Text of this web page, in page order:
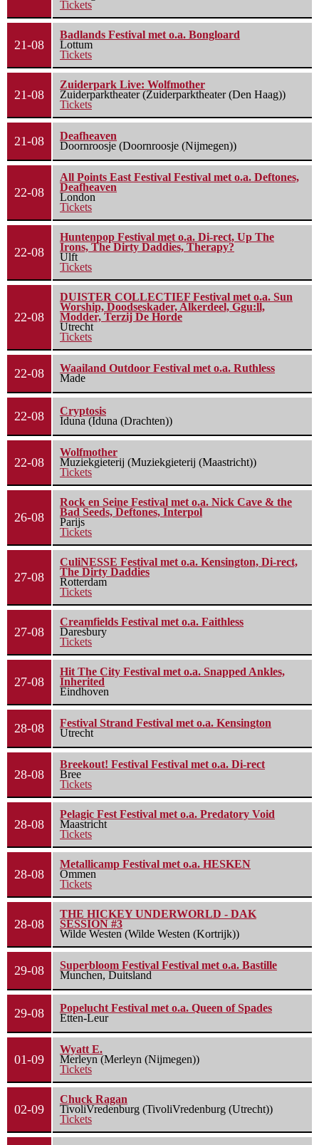
Tickets
21-08
Badlands Festival met o.a. Bongloard
Lottum
Tickets
21-08
Zuiderpark Live: Wolfmother
Zuiderparktheater (Zuiderparktheater (Den Haag))
Tickets
21-08
Deafheaven
Doornroosje (Doornroosje (Nijmegen))
22-08
All Points East Festival Festival met o.a. Deftones,
Deafheaven
London
Tickets
22-08
Huntenpop Festival met o.a. Di-rect, Up The
Irons, The Dirty Daddies, Therapy?
Ulft
Tickets
22-08
DUISTER COLLECTIEF Festival met o.a. Sun
Worship, Doodseskader, Alkerdeel, Ggu:ll,
Modder, Terzij De Horde
Utrecht
Tickets
22-08
Waailand Outdoor Festival met o.a. Ruthless
Made
22-08
Cryptosis
Iduna (Iduna (Drachten))
22-08
Wolfmother
Muziekgieterij (Muziekgieterij (Maastricht))
Tickets
26-08
Rock en Seine Festival met o.a. Nick Cave & the
Bad Seeds, Deftones, Interpol
Parijs
Tickets
27-08
CuliNESSE Festival met o.a. Kensington, Di-rect,
The Dirty Daddies
Rotterdam
Tickets
27-08
Creamfields Festival met o.a. Faithless
Daresbury
Tickets
27-08
Hit The City Festival met o.a. Snapped Ankles,
Inherited
Eindhoven
28-08
Festival Strand Festival met o.a. Kensington
Utrecht
28-08
Breekout! Festival Festival met o.a. Di-rect
Bree
Tickets
28-08
Pelagic Fest Festival met o.a. Predatory Void
Maastricht
Tickets
28-08
Metallicamp Festival met o.a. HESKEN
Ommen
Tickets
28-08
THE HICKEY UNDERWORLD - DAK
SESSION #3
Wilde Westen (Wilde Westen (Kortrijk))
29-08
Superbloom Festival Festival met o.a. Bastille
Munchen, Duitsland
29-08
Popelucht Festival met o.a. Queen of Spades
Etten-Leur
01-09
Wyatt E.
Merleyn (Merleyn (Nijmegen))
Tickets
02-09
Chuck Ragan
TivoliVredenburg (TivoliVredenburg (Utrecht))
Tickets